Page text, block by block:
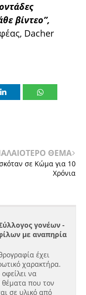
βίντεο”,
Dacher
ΘΕΜΑ
σε Κώμα για 10
Χρόνια
γονέων -
με αναπηρία
έχει
χαρακτήρα.
να
θέματα που τον
σε υλικό από